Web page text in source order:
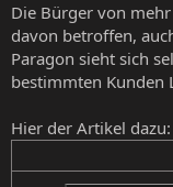
Die Bürger von
davon betroffen,
Paragon sieht sich
bestimmten Kunden
Hier der Artikel dazu: